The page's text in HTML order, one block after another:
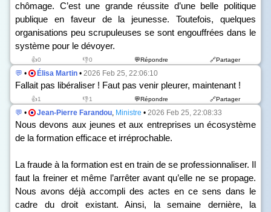
chômage. C’est une grande réussite d’une belle politique
publique en faveur de la jeunesse. Toutefois, quelques
organisations peu scrupuleuses se sont engouffrées dans le
système pour le dévoyer.
👍0 👎0 💬Répondre 🔗Partager
💬 • Élisa Martin • 2026 Feb 25, 22:06:10
Fallait pas libéraliser ! Faut pas venir pleurer, maintenant !
👍1 👎1 💬Répondre 🔗Partager
💬 • Jean-Pierre Farandou, Ministre • 2026 Feb 25, 22:08:33
Nous devons aux jeunes et aux entreprises un écosystème
de la formation efficace et irréprochable.
La fraude à la formation est en train de se professionnaliser. Il
faut la freiner et même l’arrêter avant qu’elle ne se propage.
Nous avons déjà accompli des actes en ce sens dans le
cadre du droit existant. Ainsi, la semaine dernière, la